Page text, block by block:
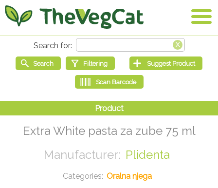
Extra White pasta za zube 75 ml
Plidenta
Oralna njega